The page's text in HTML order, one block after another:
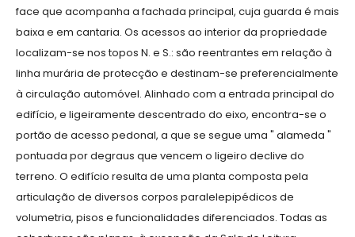
face que acompanha a fachada principal, cuja guarda é mais
baixa e em cantaria. Os acessos ao interior da propriedade
localizam-se nos topos N. e S.: são reentrantes em relação à
linha murária de protecção e destinam-se preferencialmente
à circulação automóvel. Alinhado com a entrada principal do
edifício, e ligeiramente descentrado do eixo, encontra-se o
portão de acesso pedonal, a que se segue uma " alameda "
pontuada por degraus que vencem o ligeiro declive do
terreno. O edifício resulta de uma planta composta pela
articulação de diversos corpos paralelepipédicos de
volumetria, pisos e funcionalidades diferenciados. Todas as